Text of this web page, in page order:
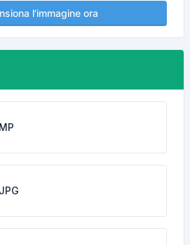
l'immagine ora